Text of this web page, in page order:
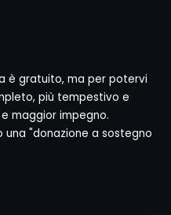
è gratuito, ma per potervi
più tempestivo e
maggior impegno.
"donazione a sostegno